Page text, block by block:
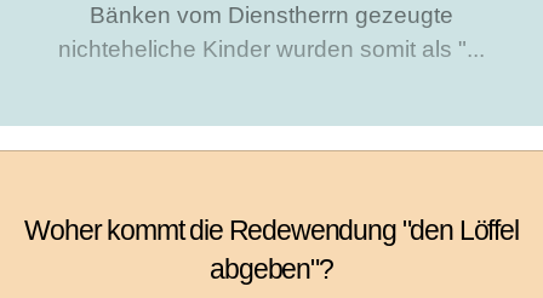
Bänken vom Dienstherrn gezeugte
nichteheliche Kinder wurden somit als "...
Woher kommt die Redewendung "den Löffel
abgeben"?